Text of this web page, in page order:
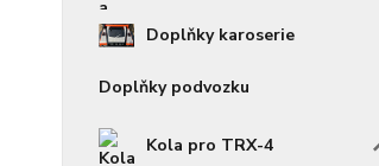
Doplňky karoserie
Doplňky podvozku
Kola pro TRX-4